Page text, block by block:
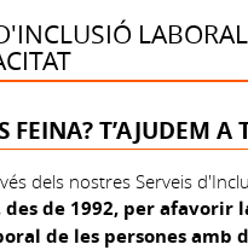
FEINA? T’AJUDEM A
dels nostres Serveis
de 1992, per afavorir
de les persones amb